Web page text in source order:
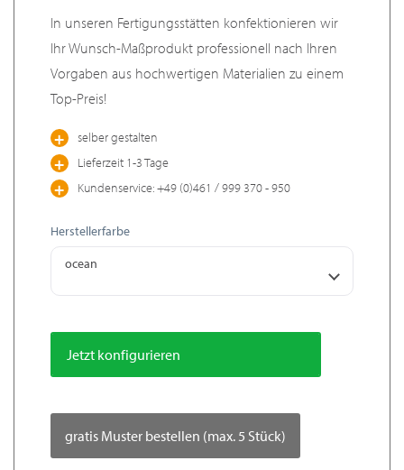
In unseren Fertigungsstätten konfektionieren wir
Ihr Wunsch-Maßprodukt professionell nach Ihren
Vorgaben aus hochwertigen Materialien zu einem
Top-Preis!
selber gestalten
Lieferzeit 1-3 Tage
Kundenservice: +49 (0)461 / 999 370 - 950
Herstellerfarbe
ocean
Jetzt konfigurieren
gratis Muster bestellen (max. 5 Stück)